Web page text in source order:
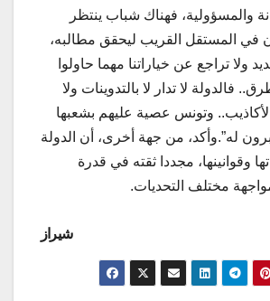
والمسؤولية، فهناك شباب ينتظر
في المستقل القريب ليحقق مطالبه،
ولا تراجع عن خياراتنا مهما حاولوا
فالدولة لا تدار لا بالتدوينات ولا
وتونس عصية عليهم بشعبها
له”.وأكد، من جهة أخرى، أن الدولة
وقوانينها، مجددا ثقته في قدرة
مختلف التحديات.
شيراز